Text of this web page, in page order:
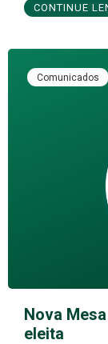
CONTINUE
Comunicados
Nova
eleita